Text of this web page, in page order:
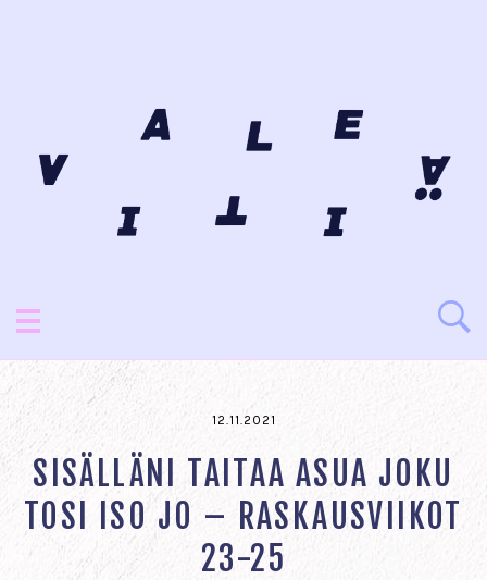
12.11.2021
SISÄLLÄNI TAITAA ASUA JOKU
TOSI ISO JO – RASKAUSVIIKOT
23-25